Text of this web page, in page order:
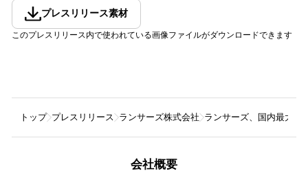
プレスリリース素材
このプレスリリース内で使われている画像ファイルがダウンロードできます
トップ プレスリリース ランサーズ株式会社 ランサーズ、国内最大規
会社概要